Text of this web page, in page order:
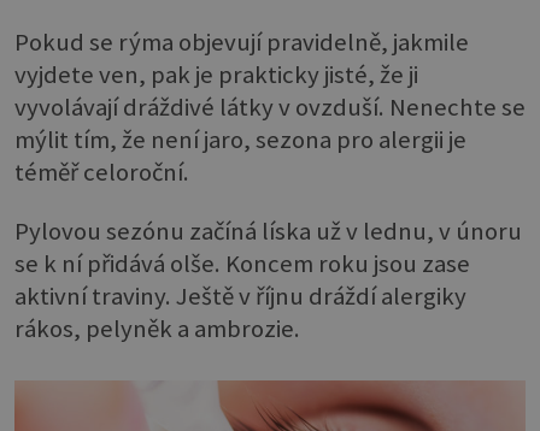
Pokud se rýma objevují pravidelně, jakmile
vyjdete ven, pak je prakticky jisté, že ji
vyvolávají dráždivé látky v ovzduší. Nenechte se
mýlit tím, že není jaro, sezona pro alergii je
téměř celoroční.
Pylovou sezónu začíná líska už v lednu, v únoru
se k ní přidává olše. Koncem roku jsou zase
aktivní traviny. Ještě v říjnu dráždí alergiky
rákos, pelyněk a ambrozie.